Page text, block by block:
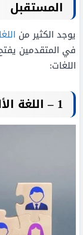
المستقبل
يوجد الكثير من
في المتقدمين
اللغات:
1 – اللغة الألمانية